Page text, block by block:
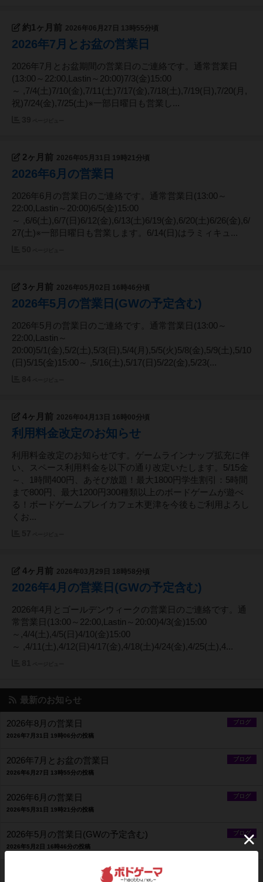
約1ヶ月前 2026年06月27日 13時55分頃
2026年7月とお盆の営業日
2026年7月とお盆期間の営業日のご連絡です。通常営業日
(13:00～22:00,Lastin～20:00)7/3(金)15:00
～ ,7/4(土)7/10(金),7/11(土)7/17(金),7/18(土),7/19(日),7/20(月,
祝)7/24(金),7/25(土)※一部日曜日も営業し...
2ヶ月前 2026年05月31日 19時21分頃
2026年6月の営業日
2026年6月の営業日のご連絡です。通常営業日(13:00～
22:00,Lastin～20:00)6/5(金)15:00
～ ,6/6(土),6/7(日)6/12(金),6/13(土)6/19(金),6/20(土)6/26(金),6/
27(土)※一部日曜日も営業します。6/14(日)はラミィキュ...
3ヶ月前 2026年05月02日 16時46分頃
2026年5月の営業日(GWの予定含む)
2026年5月の営業日のご連絡です。通常営業日(13:00～
22:00,Lastin～
20:00)5/1(金),5/2(土),5/3(日),5/4(月),5/5(火)5/8(金),5/9(土),5/10
(日)5/15(金)15:00～ ,5/16(土),5/17(日)5/22(金),5/23(...
4ヶ月前 2026年04月13日 16時00分頃
利用料金改定のお知らせ
利用料金改定のお知らせです。ゲームラインナップ拡充に伴
い、スペース利用料金を以下の通り改定いたします。5/15金
～、1時間400円、あそび放題！最大1800円学生割引：5時間
まで800円、最大1200円300種類以上のボードゲームが遊べ
る！ボードゲームプレイカフェ木更津を今後もご利用よろし
くお...
4ヶ月前 2026年03月29日 18時58分頃
2026年4月の営業日(GWの予定含む)
2026年4月とゴールデンウィークの営業日のご連絡です。通
常営業日(13:00～22:00,Lastin～20:00)4/3(金)15:00
～,4/4(土),4/5(日)4/10(金)15:00
～ ,4/11(土),4/12(日)4/17(金),4/18(土)4/24(金),4/25(土),4...
最新のお知らせ
ブログ
2026年8月の営業日
2026年7月31日 19時06分の投稿
ブログ
2026年7月とお盆の営業日
2026年6月27日 13時55分の投稿
ブログ
2026年6月の営業日
2026年5月31日 19時21分の投稿
ブログ
2026年5月の営業日(GWの予定含む)
2026年5月2日 16時46分の投稿
利用料金改定のお知らせ